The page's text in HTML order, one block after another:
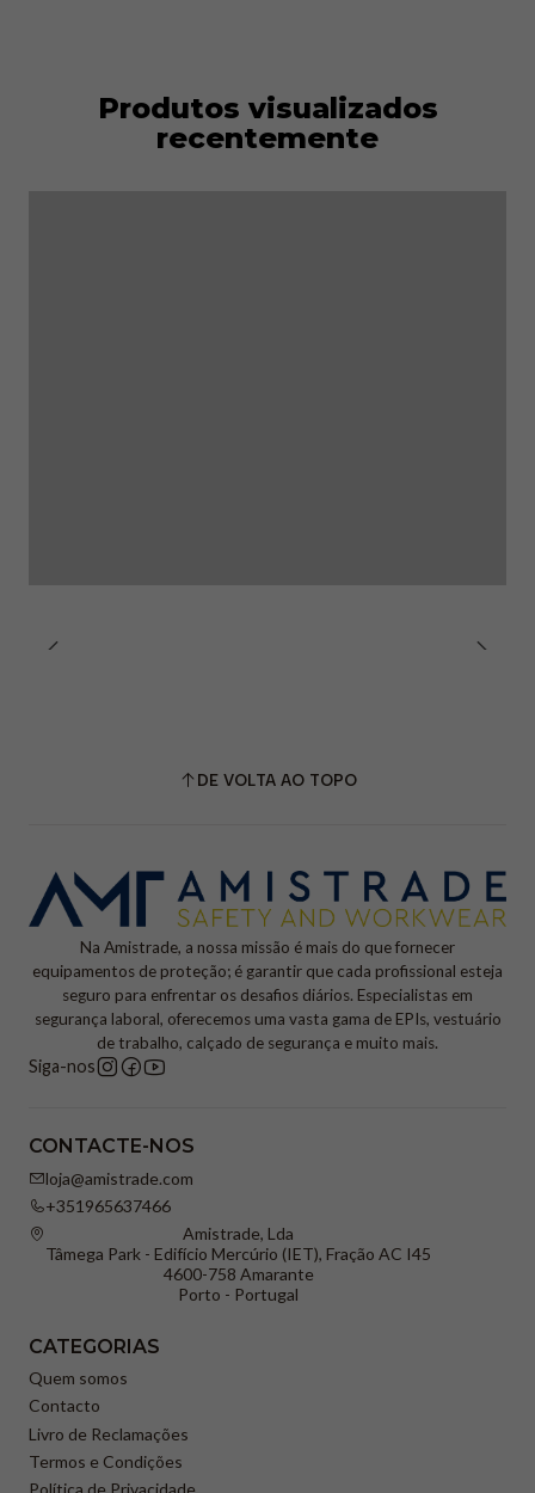
Produtos visualizados
recentemente
DE VOLTA AO TOPO
Na Amistrade, a nossa missão é mais do que fornecer
equipamentos de proteção; é garantir que cada profissional esteja
seguro para enfrentar os desafios diários. Especialistas em
segurança laboral, oferecemos uma vasta gama de EPIs, vestuário
de trabalho, calçado de segurança e muito mais.
Siga-nos
CONTACTE-NOS
loja@amistrade.com
+351965637466
Amistrade, Lda
Tâmega Park - Edifício Mercúrio (IET), Fração AC I45
4600-758 Amarante
Porto - Portugal
CATEGORIAS
Quem somos
Contacto
Livro de Reclamações
Termos e Condições